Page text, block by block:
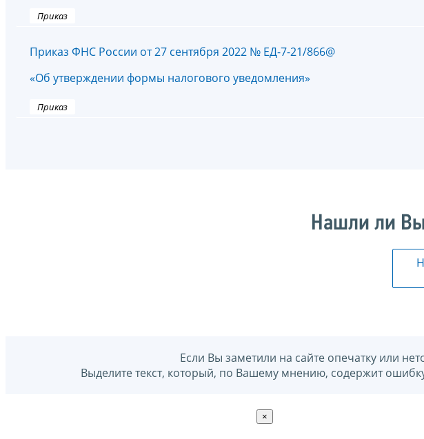
Приказ
Приказ ФНС России от 27 сентября 2022 № ЕД-7-21/866@
«Об утверждении формы налогового уведомления»
Приказ
Нашли ли
Если Вы заметили на сайте опечатку или
Выделите текст, который, по Вашему мнению, содержит
×